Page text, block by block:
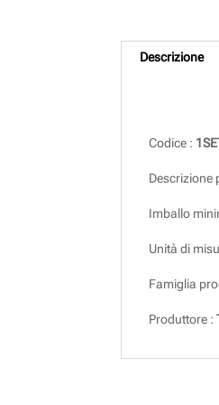
Descrizione
Codice :
Descrizione
Imballo
Unità di
Famiglia
Produttore :